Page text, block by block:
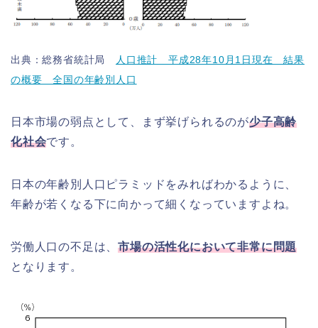
出典：総務省統計局
人口推計 平成28年10月1日現在 結果
の概要 全国の年齢別人口
日本市場の弱点として、まず挙げられるのが少子高齢
化社会です。
日本の年齢別人口ピラミッドをみればわかるように、
年齢が若くなる下に向かって細くなっていますよね。
労働人口の不足は、市場の活性化において非常に問題
となります。